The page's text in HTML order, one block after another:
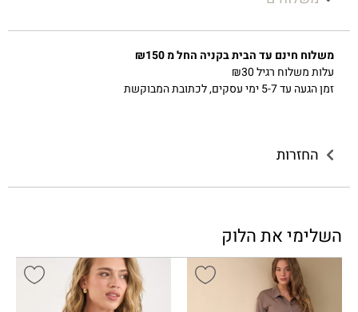
משלוח חינם עד הבית בקניה החל מ ₪150
עלות משלוח רגיל ₪30
זמן הגעה עד 5-7 ימי עסקים, לכתובת המבוקשת
החזרות
השלימי את הלוק